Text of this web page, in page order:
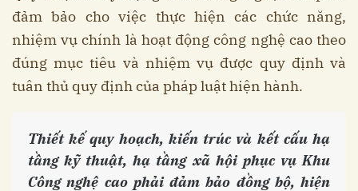
đảm bảo cho việc thực hiện các chức năng,
nhiệm vụ chính là hoạt động công nghệ cao theo
đúng mục tiêu và nhiệm vụ được quy định và
tuân thủ quy định của pháp luật hiện hành.
Thiết kế quy hoạch, kiến trúc và kết cấu hạ
tầng kỹ thuật, hạ tầng xã hội phục vụ Khu
Công nghệ cao phải đảm bảo đồng bộ, hiện